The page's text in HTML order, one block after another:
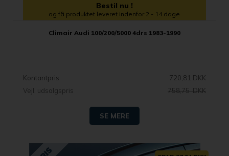
Bestil nu !
og få produktet leveret indenfor 2 - 14 dage
Climair Audi 100/200/5000 4drs 1983-1990
Kontantpris
720,81 DKK
Vejl. udsalgspris
758,75 DKK
SE MERE